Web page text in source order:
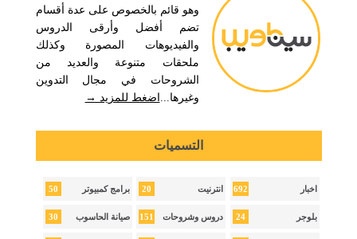
وهو قائم بالخصوص على عدة أقسام
تضم أفضل وأرقى الدروس
والفيديوهات المصورة وكذلك
ملحقات متنوعة والعديد من
الشروحات في مجال التدوين
وغيرها... اضغط للمزيد →
التسميات
اخبار 692 انترنيت 20 برامج كمبيوتر 50
بلوجر 24 دروس وشروحات 151 صيانة الحاسوب 30